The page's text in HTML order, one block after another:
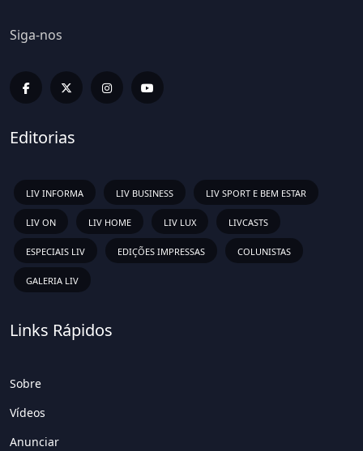
Siga-nos
Editorias
LIV INFORMA LIV BUSINESS LIV SPORT E BEM ESTAR
LIV ON LIV HOME LIV LUX LIVCASTS
ESPECIAIS LIV EDIÇÕES IMPRESSAS COLUNISTAS
GALERIA LIV
Links Rápidos
Sobre
Vídeos
Anunciar